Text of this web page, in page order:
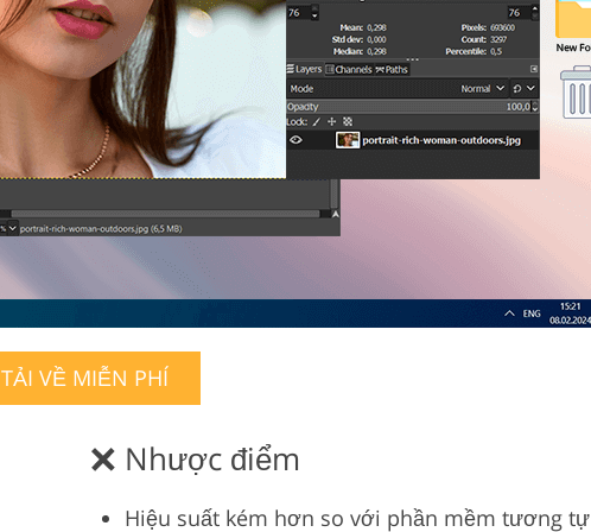
TẢI VỀ MIỄN PHÍ
Nhược điểm
Hiệu suất kém hơn so với phần mềm tương tự